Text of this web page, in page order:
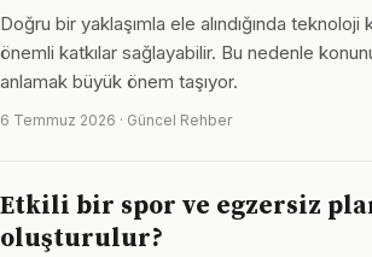
Doğru bir yaklaşımla ele alındığında teknoloji
önemli katkılar sağlayabilir. Bu nedenle
anlamak büyük önem taşıyor.
6 Temmuz 2026 · Güncel Rehber
Etkili bir spor ve egzersiz
oluşturulur?